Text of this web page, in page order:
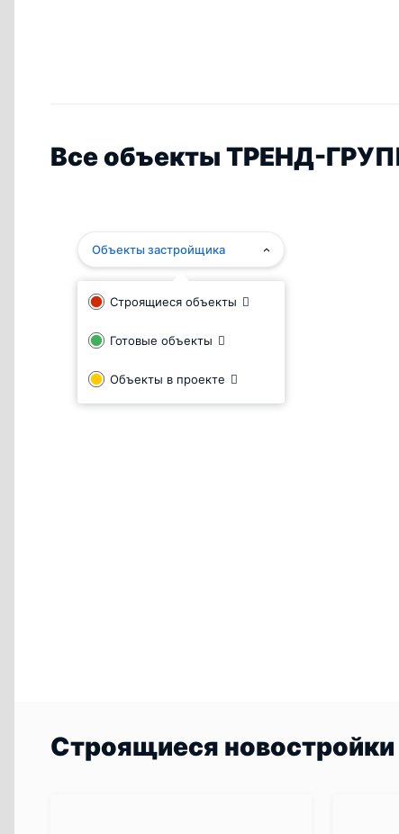
Все объекты ТРЕНД-
Объекты застройщика
Строящиеся объекты
Готовые объекты
Объекты в проекте
Строящиеся новостройки